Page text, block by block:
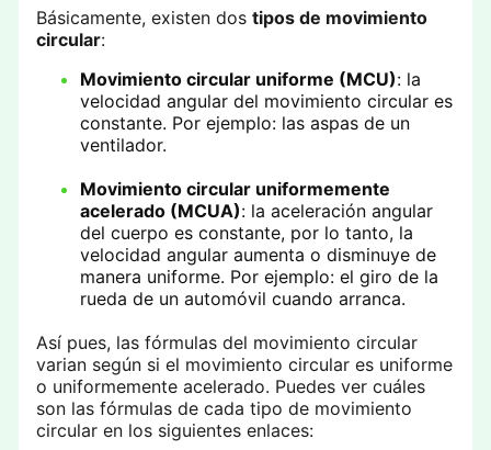
Básicamente, existen dos tipos de movimiento
circular:
Movimiento circular uniforme (MCU): la
velocidad angular del movimiento circular es
constante. Por ejemplo: las aspas de un
ventilador.
Movimiento circular uniformemente
acelerado (MCUA): la aceleración angular
del cuerpo es constante, por lo tanto, la
velocidad angular aumenta o disminuye de
manera uniforme. Por ejemplo: el giro de la
rueda de un automóvil cuando arranca.
Así pues, las fórmulas del movimiento circular
varian según si el movimiento circular es uniforme
o uniformemente acelerado. Puedes ver cuáles
son las fórmulas de cada tipo de movimiento
circular en los siguientes enlaces: